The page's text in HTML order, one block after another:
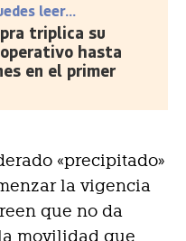
leer...
triplica su
hasta
en el primer
«precipitado»
la vigencia
que no da
movilidad que